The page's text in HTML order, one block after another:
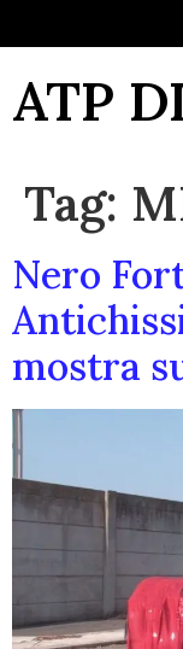
ATP
Tag:
Nero
mostra